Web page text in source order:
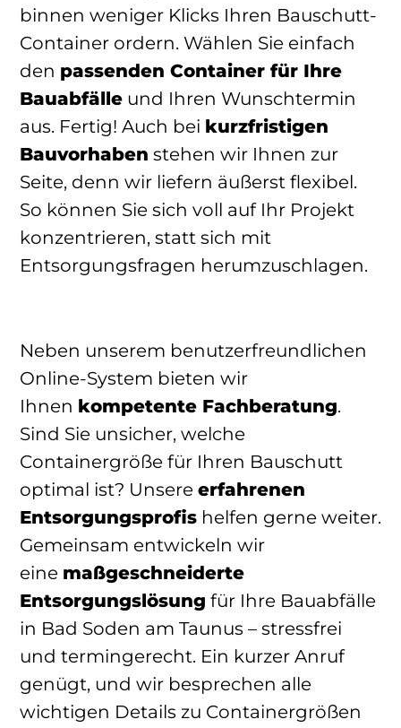
binnen weniger Klicks Ihren Bauschutt-
Container ordern. Wählen Sie einfach
den passenden Container für Ihre
Bauabfälle und Ihren Wunschtermin
aus. Fertig! Auch bei kurzfristigen
Bauvorhaben stehen wir Ihnen zur
Seite, denn wir liefern äußerst flexibel.
So können Sie sich voll auf Ihr Projekt
konzentrieren, statt sich mit
Entsorgungsfragen herumzuschlagen.
Neben unserem benutzerfreundlichen
Online-System bieten wir
Ihnen kompetente Fachberatung.
Sind Sie unsicher, welche
Containergröße für Ihren Bauschutt
optimal ist? Unsere erfahrenen
Entsorgungsprofis helfen gerne weiter.
Gemeinsam entwickeln wir
eine maßgeschneiderte
Entsorgungslösung für Ihre Bauabfälle
in Bad Soden am Taunus – stressfrei
und termingerecht. Ein kurzer Anruf
genügt, und wir besprechen alle
wichtigen Details zu Containergrößen